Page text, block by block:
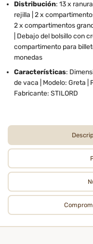
Distribución: 13 x
rejilla | 2 x
2 x compartimentos
| Debajo del bolsillo con
compartimento para
monedas
Características:
de vaca | Modelo: Greta |
Fabricante: STILORD